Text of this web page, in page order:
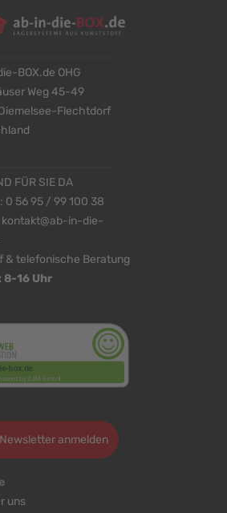
BOX.de OHG
Weg 45-49
Flechtdorf
FÜR SIE DA
0 56 95 / 99 100 38
kontakt@ab-in-die-
& telefonische Beratung
8-16 Uhr
anmelden
uns